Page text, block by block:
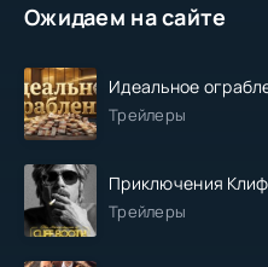
Ожидаем на сайте
Идеальное
Трейлеры
Приключения
Трейлеры